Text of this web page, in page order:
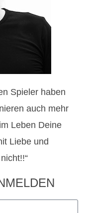
Spieler haben
auch mehr
Leben Deine
Liebe und